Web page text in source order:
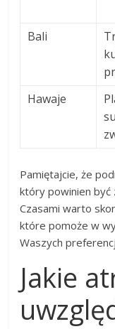
Bali
Hawaje
Pamiętajcie, że
który powinien być
Czasami warto
które pomoże w
Waszych
Jakie